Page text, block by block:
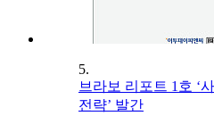
5.
브라보 리포트 1호 ‘
전략’ 발간